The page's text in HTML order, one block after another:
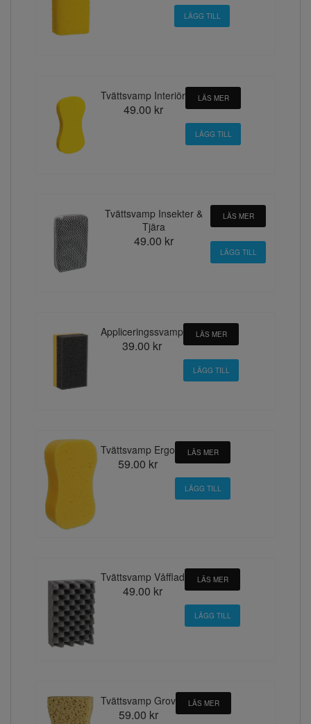
Tvättsvamp Interiör
49.00 kr
LÄS MER
Tvättsvamp Insekter &
Tjära
49.00 kr
LÄS MER
Appliceringssvamp
39.00 kr
LÄS MER
Tvättsvamp Ergo
59.00 kr
LÄS MER
Tvättsvamp Våfflad
49.00 kr
LÄS MER
Tvättsvamp Grov
59.00 kr
LÄS MER